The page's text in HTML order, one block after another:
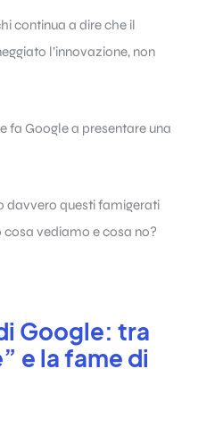
continua a dire che il
l’innovazione, non
fa Google a presentare una
davvero questi famigerati
vediamo e cosa no?
Google: tra
e la fame di